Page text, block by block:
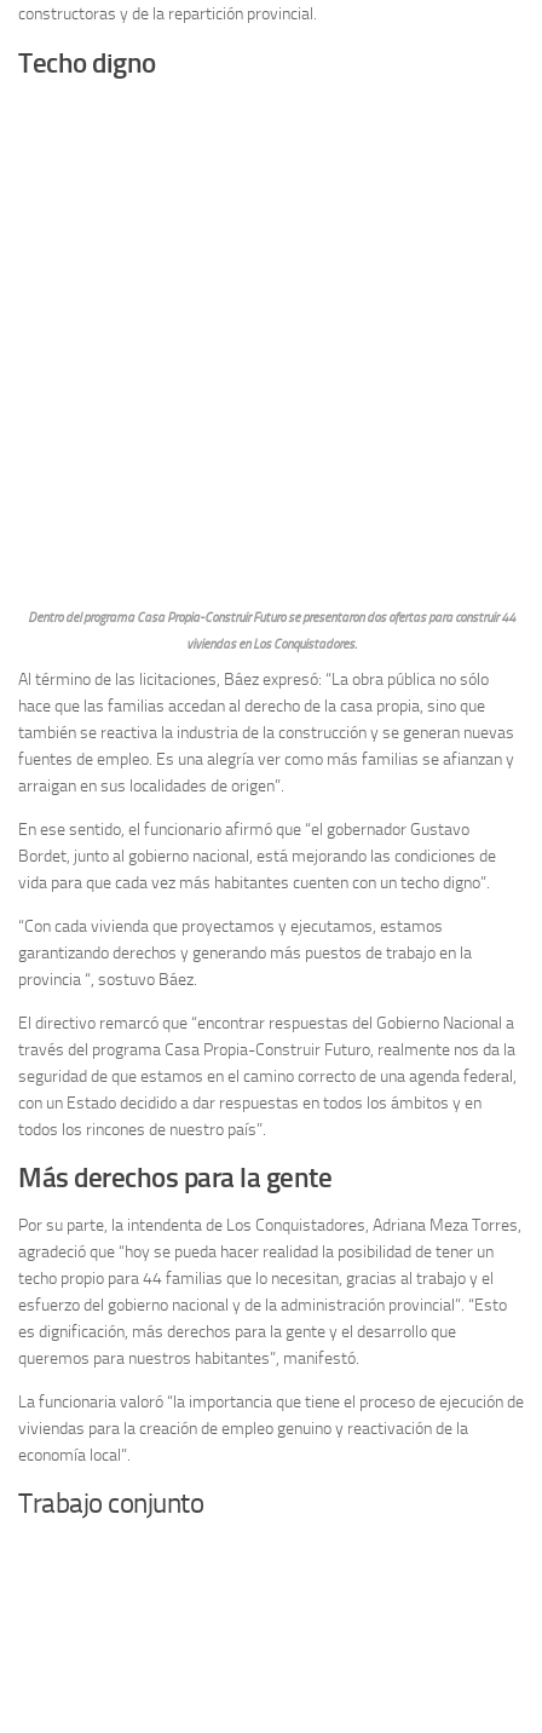
constructoras y de la repartición provincial.
Techo digno
Dentro del programa Casa Propia-Construir Futuro se presentaron dos ofertas para construir 44
viviendas en Los Conquistadores.
Al término de las licitaciones, Báez expresó: “La obra pública no sólo
hace que las familias accedan al derecho de la casa propia, sino que
también se reactiva la industria de la construcción y se generan nuevas
fuentes de empleo. Es una alegría ver como más familias se afianzan y
arraigan en sus localidades de origen”.
En ese sentido, el funcionario afirmó que “el gobernador Gustavo
Bordet, junto al gobierno nacional, está mejorando las condiciones de
vida para que cada vez más habitantes cuenten con un techo digno”.
“Con cada vivienda que proyectamos y ejecutamos, estamos
garantizando derechos y generando más puestos de trabajo en la
provincia “, sostuvo Báez.
El directivo remarcó que “encontrar respuestas del Gobierno Nacional a
través del programa Casa Propia-Construir Futuro, realmente nos da la
seguridad de que estamos en el camino correcto de una agenda federal,
con un Estado decidido a dar respuestas en todos los ámbitos y en
todos los rincones de nuestro país”.
Más derechos para la gente
Por su parte, la intendenta de Los Conquistadores, Adriana Meza Torres,
agradeció que “hoy se pueda hacer realidad la posibilidad de tener un
techo propio para 44 familias que lo necesitan, gracias al trabajo y el
esfuerzo del gobierno nacional y de la administración provincial”. “Esto
es dignificación, más derechos para la gente y el desarrollo que
queremos para nuestros habitantes”, manifestó.
La funcionaria valoró “la importancia que tiene el proceso de ejecución de
viviendas para la creación de empleo genuino y reactivación de la
economía local”.
Trabajo conjunto